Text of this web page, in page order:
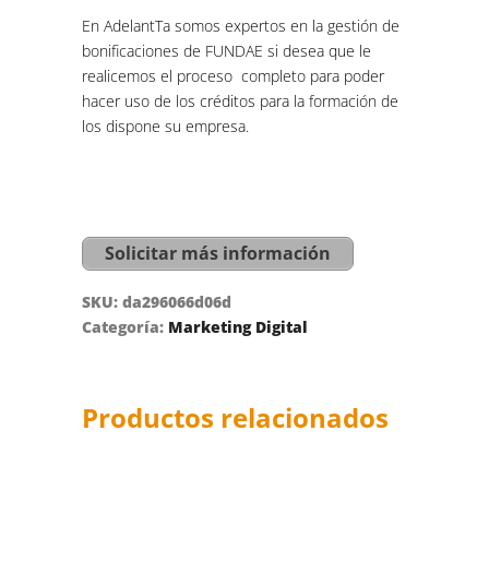
En AdelantTa somos expertos en la gestión de
bonificaciones de FUNDAE si desea que le
realicemos el proceso completo para poder
hacer uso de los créditos para la formación de
los dispone su empresa.
Solicitar más información
SKU: da296066d06d
Categoría: Marketing Digital
Productos relacionados